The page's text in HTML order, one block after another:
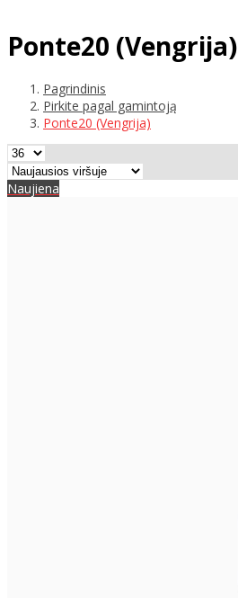
Ponte20 (Vengrija)
Pagrindinis
Pirkite pagal gamintoją
Ponte20 (Vengrija)
Naujiena